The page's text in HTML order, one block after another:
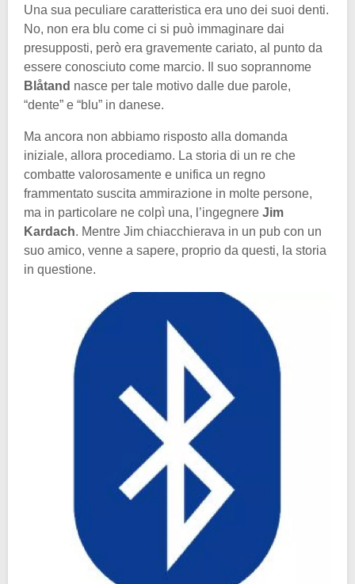
Una sua peculiare caratteristica era uno dei suoi denti.
No, non era blu come ci si può immaginare dai
presupposti, però era gravemente cariato, al punto da
essere conosciuto come marcio. Il suo soprannome
Blåtand nasce per tale motivo dalle due parole,
“dente” e “blu” in danese.
Ma ancora non abbiamo risposto alla domanda
iniziale, allora procediamo. La storia di un re che
combatte valorosamente e unifica un regno
frammentato suscita ammirazione in molte persone,
ma in particolare ne colpì una, l’ingegnere Jim
Kardach. Mentre Jim chiacchierava in un pub con un
suo amico, venne a sapere, proprio da questi, la storia
in questione.